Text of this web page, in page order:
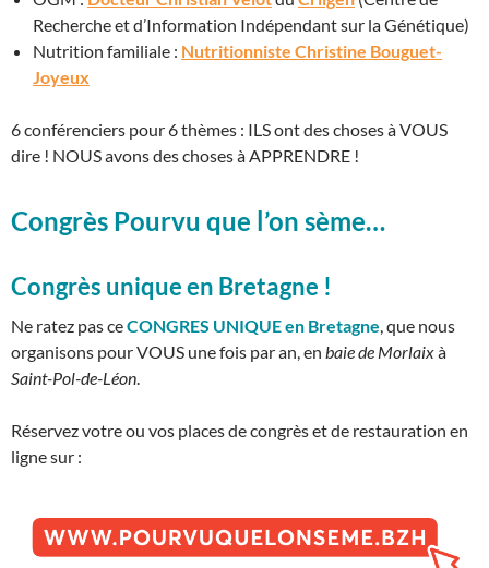
Recherche et d’Information Indépendant sur la Génétique)
Nutrition familiale : Nutritionniste Christine Bouguet-
Joyeux
6 conférenciers pour 6 thèmes : ILS ont des choses à VOUS
dire ! NOUS avons des choses à APPRENDRE !
Congrès Pourvu que l’on sème…
Congrès unique en Bretagne !
Ne ratez pas ceCONGRES UNIQUE en Bretagne, que nous
organisons pour VOUS une fois par an, en baie de Morlaixà
Saint-Pol-de-Léon.
Réservez votre ou vos places de congrès et de restauration en
ligne sur :